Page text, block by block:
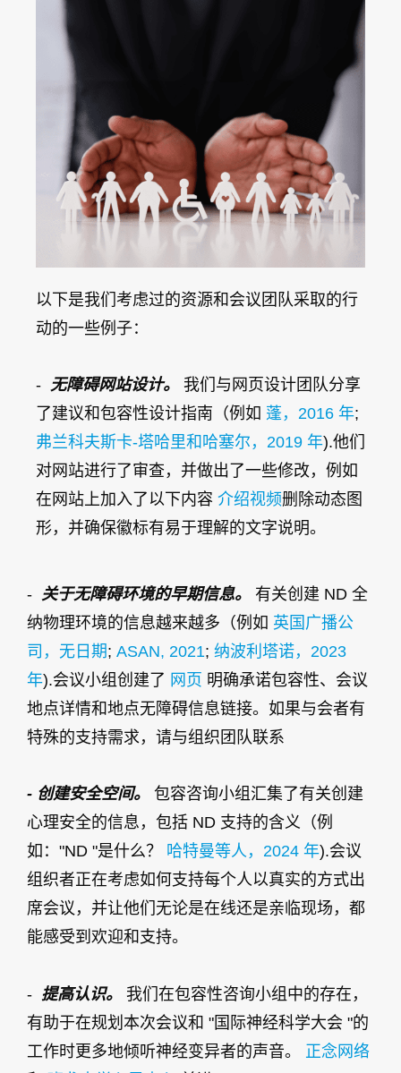
以下是我们考虑过的资源和会议团队采取的行
动的一些例子：
- 无障碍网站设计。
我们与网页设计团队分享
了建议和包容性设计指南（例如 蓬，2016 年;
弗兰科夫斯卡-塔哈里和哈塞尔，2019 年).他们
对网站进行了审查，并做出了一些修改，例如
在网站上加入了以下内容 介绍视频删除动态图
形，并确保徽标有易于理解的文字说明。
- 关于无障碍环境的早期信息。
有关创建 ND 全
纳物理环境的信息越来越多（例如 英国广播公
司，无日期; ASAN, 2021; 纳波利塔诺，2023
年).会议小组创建了 网页 明确承诺包容性、会议
地点详情和地点无障碍信息链接。如果与会者有
特殊的支持需求，请与组织团队联系
- 创建安全空间。
包容咨询小组汇集了有关创建
心理安全的信息，包括 ND 支持的含义（例
如："ND "是什么？
哈特曼等人，2024 年).会议
组织者正在考虑如何支持每个人以真实的方式出
席会议，并让他们无论是在线还是亲临现场，都
能感受到欢迎和支持。
- 提高认识。
我们在包容性咨询小组中的存在，
有助于在规划本次会议和 "国际神经科学大会 "的
工作时更多地倾听神经变异者的声音。 正念网络